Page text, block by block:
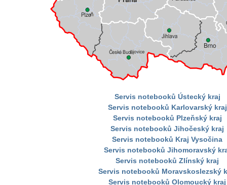
Servis notebooků Ústecký kraj
Servis notebooků Karlovarský kraj
Servis notebooků Plzeňský kraj
Servis notebooků Jihočeský kraj
Servis notebooků Kraj Vysočina
Servis notebooků Jihomoravský
Servis notebooků Zlínský kraj
Servis notebooků Moravskoslezský
Servis notebooků Olomoucký kraj